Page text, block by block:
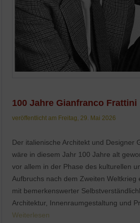
100 Jahre Gianfranco Frattini
veröffentlicht am Freitag, 29. Mai 2026
Der italienische Architekt und Designer
wäre in diesem Jahr 100 Jahre alt
vor allem in der Phase des kulturellen
Aufbruchs nach dem Zweiten Weltkrieg
mit bemerkenswerter
Architektur, Innenraumgestaltung und
Weiterlesen